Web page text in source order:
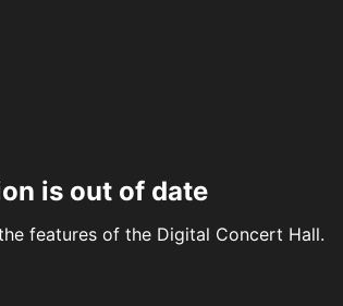
is out of date
features of the Digital Concert Hall.